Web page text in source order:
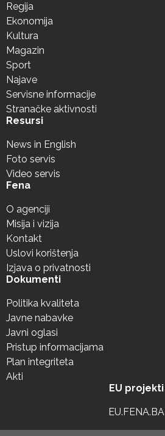
Regija
Ekonomija
Kultura
Magazin
Sport
Najave
Servisne informacije
Stranačke aktivnosti
Resursi
News in English
Foto servis
Video servis
Fena
O agenciji
Misija i vizija
Kontakt
Uslovi korištenja
Izjava o privatnosti
Dokumenti
Politika kvaliteta
Javne nabavke
Javni oglasi
Pristup informacijama
Plan integriteta
Akti
EU projekti
EU.FENA.BA